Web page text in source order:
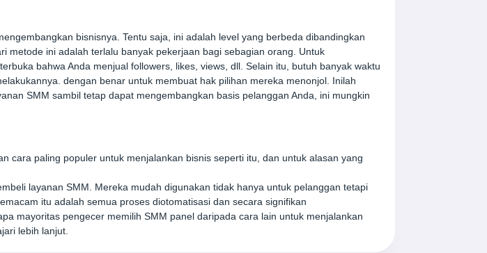
bisnisnya. Tentu saja, ini adalah level yang berbeda dibandingkan
metode ini adalah terlalu banyak pekerjaan bagi sebagian orang. Untuk
bahwa Anda menjual followers, likes, views, dll. Selain itu, butuh banyak waktu
dengan benar untuk membuat hak pilihan mereka menonjol. Inilah
SMM sambil tetap dapat mengembangkan basis pelanggan Anda, ini mungkin
cara paling populer untuk menjalankan bisnis seperti itu, dan untuk alasan yang
layanan SMM. Mereka mudah digunakan tidak hanya untuk pelanggan tetapi
itu adalah semua proses diotomatisasi dan secara signifikan
mayoritas pengecer memilih SMM panel daripada cara lain untuk menjalankan
lebih lanjut.